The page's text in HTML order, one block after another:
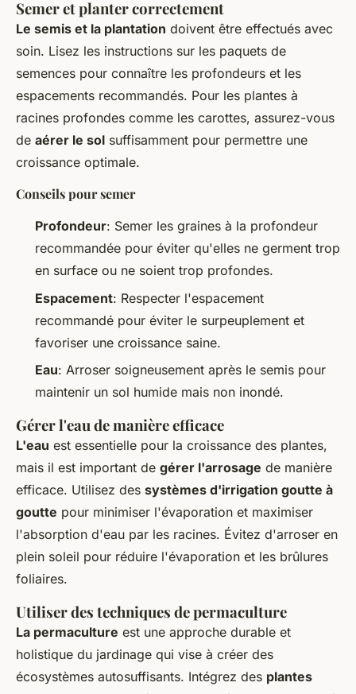
Semer et planter correctement
Le semis et la plantation doivent être effectués avec
soin. Lisez les instructions sur les paquets de
semences pour connaître les profondeurs et les
espacements recommandés. Pour les plantes à
racines profondes comme les carottes, assurez-vous
de aérer le sol suffisamment pour permettre une
croissance optimale.
Conseils pour semer
Profondeur: Semer les graines à la profondeur
recommandée pour éviter qu'elles ne germent trop
en surface ou ne soient trop profondes.
Espacement: Respecter l'espacement
recommandé pour éviter le surpeuplement et
favoriser une croissance saine.
Eau: Arroser soigneusement après le semis pour
maintenir un sol humide mais non inondé.
Gérer l'eau de manière efficace
L'eau est essentielle pour la croissance des plantes,
mais il est important de gérer l'arrosage de manière
efficace. Utilisez des systèmes d'irrigation goutte à
goutte pour minimiser l'évaporation et maximiser
l'absorption d'eau par les racines. Évitez d'arroser en
plein soleil pour réduire l'évaporation et les brûlures
foliaires.
Utiliser des techniques de permaculture
La permaculture est une approche durable et
holistique du jardinage qui vise à créer des
écosystèmes autosuffisants. Intégrez des plantes